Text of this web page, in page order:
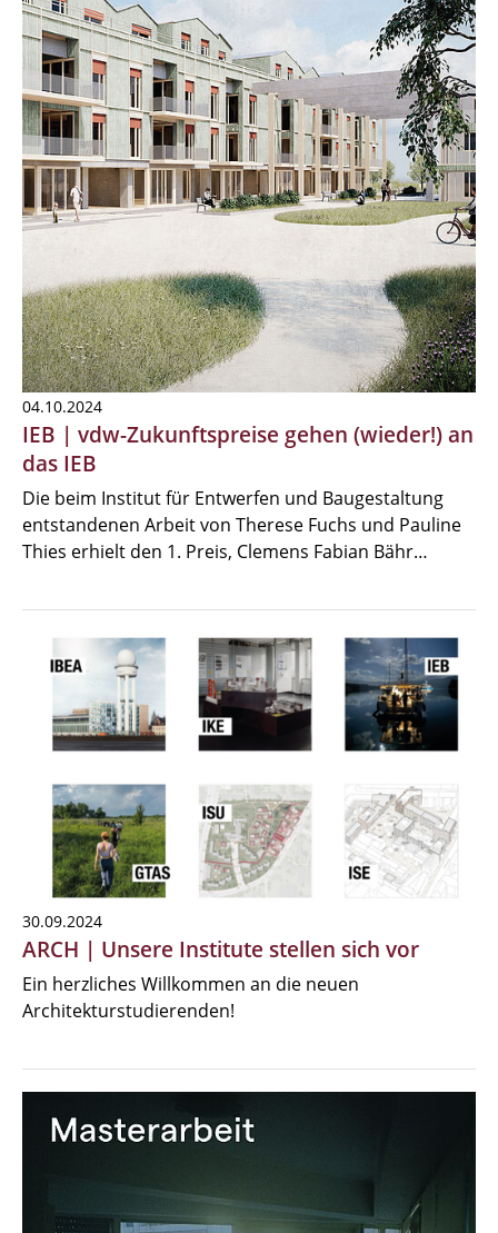
04.10.2024
IEB | vdw-Zukunftspreise gehen (wieder!) an
das IEB
Die beim Institut für Entwerfen und Baugestaltung
entstandenen Arbeit von Therese Fuchs und Pauline
Thies erhielt den 1. Preis, Clemens Fabian Bähr…
30.09.2024
ARCH | Unsere Institute stellen sich vor
Ein herzliches Willkommen an die neuen
Architekturstudierenden!